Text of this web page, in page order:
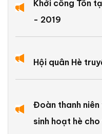
Khởi công Tôn
- 2019
Hội quân Hè
Đoàn thanh
sinh hoạt hè